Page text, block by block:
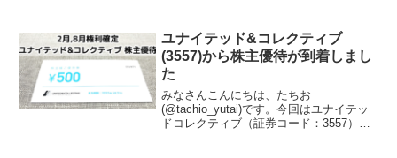
パンリミテッドはどんな会社？バロック
ジャパンリミテ...
ユナイテッド&コレクティブ
(3557)から株主優待が到着しまし
た
みなさんこんにちは、たちお
(@tachio_yutai)です。今回はユナイテッ
ドコレクティブ（証券コード：3557）の